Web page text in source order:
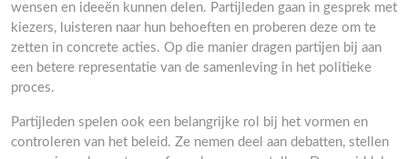
wensen en ideeën kunnen delen. Partijleden gaan in gesprek met
kiezers, luisteren naar hun behoeften en proberen deze om te
zetten in concrete acties. Op die manier dragen partijen bij aan
een betere representatie van de samenleving in het politieke
proces.
Partijleden spelen ook een belangrijke rol bij het vormen en
controleren van het beleid. Ze nemen deel aan debatten, stellen